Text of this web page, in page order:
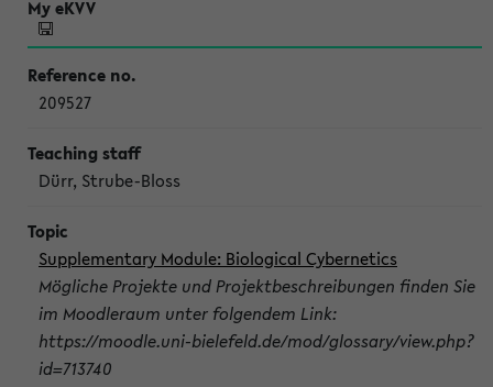
209527
Dürr, Strube-Bloss
Supplementary Module: Biological Cybernetics
Mögliche Projekte und Projektbeschreibungen finden Sie
im Moodleraum unter folgendem Link:
https://moodle.uni-bielefeld.de/mod/glossary/view.php?
id=713740